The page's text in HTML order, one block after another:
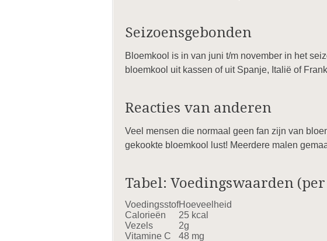
Seizoensgebonden
Bloemkool is in van juni t/m november in het
bloemkool uit kassen of uit Spanje, Italië of
Reacties van anderen
Veel mensen die normaal geen fan zijn van
gekookte bloemkool lust! Meerdere malen
Tabel: Voedingswaarden (per
VoedingsstofHoeveelheid
Calorieën
25 kcal
Vezels
2g
Vitamine C
48 mg